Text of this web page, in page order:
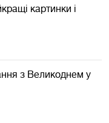
картинки і
з Великоднем у